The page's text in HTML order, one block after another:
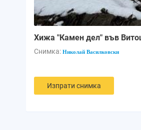
Хижа "Камен дел" във
Снимка: Николай Василковски
Изпрати снимка